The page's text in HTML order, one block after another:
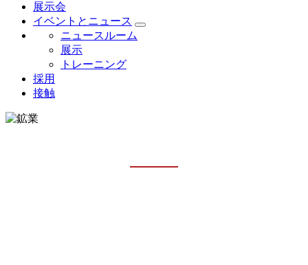
展示会
イベントとニュース
ニュースルーム
展示
トレーニング
採用
接触